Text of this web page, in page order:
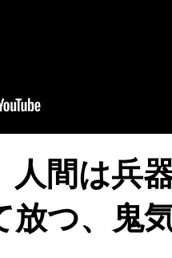
人間は兵
放つ、鬼